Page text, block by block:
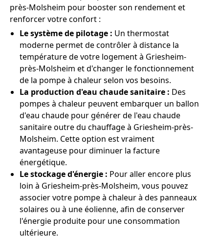
près-Molsheim pour booster son rendement et
renforcer votre confort :
Le système de pilotage : Un thermostat
moderne permet de contrôler à distance la
température de votre logement à Griesheim-
près-Molsheim et d'changer le fonctionnement
de la pompe à chaleur selon vos besoins.
La production d'eau chaude sanitaire : Des
pompes à chaleur peuvent embarquer un ballon
d'eau chaude pour générer de l'eau chaude
sanitaire outre du chauffage à Griesheim-près-
Molsheim. Cette option est vraiment
avantageuse pour diminuer la facture
énergétique.
Le stockage d'énergie : Pour aller encore plus
loin à Griesheim-près-Molsheim, vous pouvez
associer votre pompe à chaleur à des panneaux
solaires ou à une éolienne, afin de conserver
l'énergie produite pour une consommation
ultérieure.